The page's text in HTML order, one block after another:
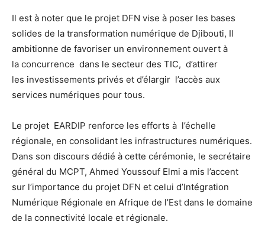
Il est à noter que le projet DFN vise à poser les bases
solides de la transformation numérique de Djibouti, Il
ambitionne de favoriser un environnement ouvert à
la concurrence dans le secteur des TIC, d’attirer
les investissements privés et d’élargir l’accès aux
services numériques pour tous.
Le projet EARDIP renforce les efforts à l’échelle
régionale, en consolidant les infrastructures numériques.
Dans son discours dédié à cette cérémonie, le secrétaire
général du MCPT, Ahmed Youssouf Elmi a mis l’accent
sur l’importance du projet DFN et celui d’Intégration
Numérique Régionale en Afrique de l’Est dans le domaine
de la connectivité locale et régionale.